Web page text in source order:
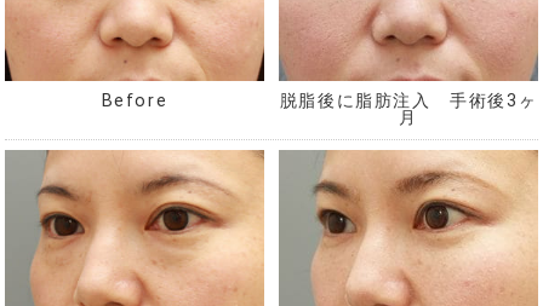
Before
脱脂後に脂肪注入 手術後3ヶ
月